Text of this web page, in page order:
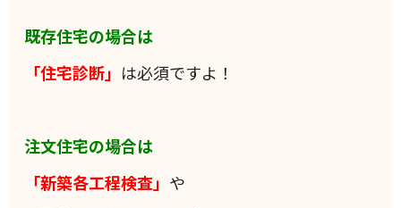
既存住宅の場合は
「住宅診断」 は必須ですよ！
注文住宅の場合は
「新築各工程検査」 や